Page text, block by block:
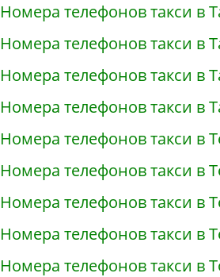
Номера телефонов такси в
Номера телефонов такси в
Номера телефонов такси в
Номера телефонов такси в
Номера телефонов такси в
Номера телефонов такси в
Номера телефонов такси в
Номера телефонов такси в
Номера телефонов такси в